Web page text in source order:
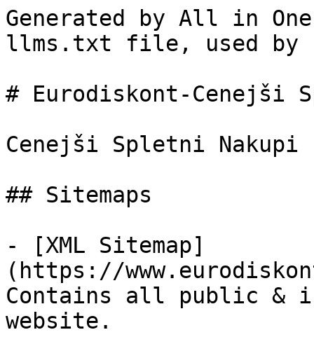
Generated by All in
llms.txt file, used by
# Eurodiskont-Cenejši
Cenejši Spletni Nakupi
## Sitemaps
- [XML Sitemap]
(https://
Contains all public &
website.